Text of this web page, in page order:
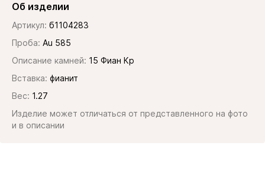
Об изделии
Артикул: б1104283
Проба: Au 585
Описание камней: 15 Фиан Кр
Вставка: фианит
Вес: 1.27
Изделие может отличаться от представленного на фото
и в описании